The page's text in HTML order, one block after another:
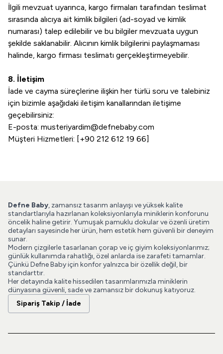
İlgili mevzuat uyarınca, kargo firmaları tarafından teslimat
sırasında alıcıya ait kimlik bilgileri (ad-soyad ve kimlik
numarası) talep edilebilir ve bu bilgiler mevzuata uygun
şekilde saklanabilir. Alıcının kimlik bilgilerini paylaşmaması
halinde, kargo firması teslimatı gerçekleştirmeyebilir.
8. İletişim
İade ve cayma süreçlerine ilişkin her türlü soru ve talebiniz
için bizimle aşağıdaki iletişim kanallarından iletişime
geçebilirsiniz:
E-posta: musteriyardim@defnebaby.com
Müşteri Hizmetleri: [+90 212 612 19 66]
Defne Baby, zamansız tasarım anlayışı ve yüksek kalite
standartlarıyla hazırlanan koleksiyonlarıyla miniklerin konforunu
öncelik haline getirir. Yumuşak pamuklu dokular ve özenli üretim
detayları sayesinde her ürün, hem estetik hem güvenli bir deneyim
sunar.
Modern çizgilerle tasarlanan çorap ve iç giyim koleksiyonlarımız;
günlük kullanımda rahatlığı, özel anlarda ise zarafeti tamamlar.
Çünkü Defne Baby için konfor yalnızca bir özellik değil, bir
standarttır.
Her detayında kalite hissedilen tasarımlarımızla miniklerin
dünyasına güvenli, sade ve zamansız bir dokunuş katıyoruz.
Sipariş Takip / İade